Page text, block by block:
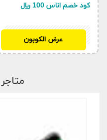
كود خصم اناس 100 ريال
عرض الكوبون